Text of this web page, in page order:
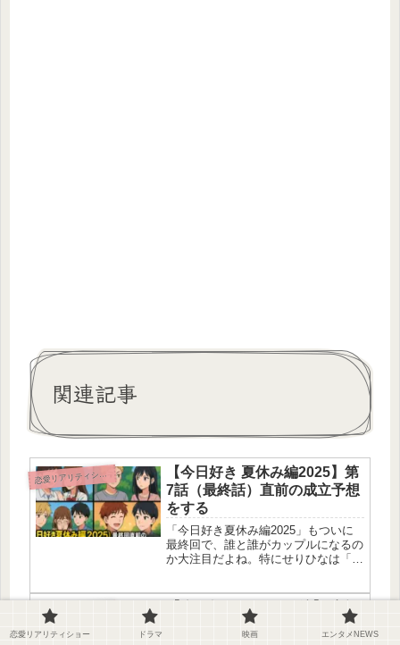
関連記事
恋
愛リアリティショー
【今日好き 夏休み編2025】第
7話（最終話）直前の成立予想
をする
「今日好き夏休み編2025」もついに
最終回で、誰と誰がカップルになるの
か大注目だよね。特にせりひなは「成
涙も気になるところ。ここでは予告や
SNSの考察をまとめつつ、私なりの...
恋
【今日好き マクタン編】1話ネ
タバレ感想！もかとはるとの
恋愛リアリティショー ドラマ 映画 エンタメNEWS